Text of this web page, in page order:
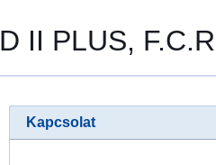
II PLUS,
Kapcsolat